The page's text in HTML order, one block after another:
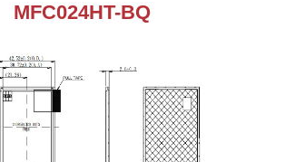
MFC024HT-BQ